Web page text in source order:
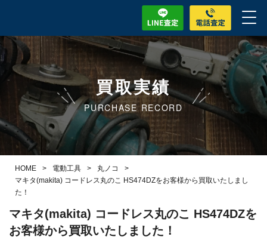
買取実績
PURCHASE RECORD
HOME > 電動工具 > 丸ノコ
>
マキタ(makita) コードレス丸のこ HS474DZをお客様から買取いたしまし
た！
マキタ(makita) コードレス丸のこ HS474DZを
お客様から買取いたしました！